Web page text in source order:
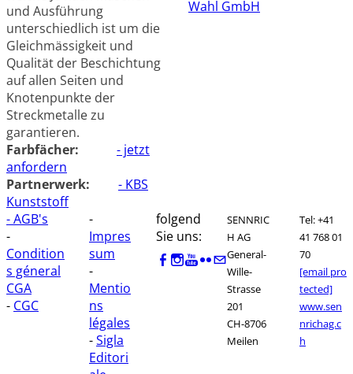
und Ausführung
unterschiedlich ist um die
Gleichmässigkeit und
Qualität der Beschichtung
auf allen Seiten und
Knotenpunkte der
Streckmetalle zu
garantieren.
Farbfächer:
- jetzt
anfordern
Partnerwerk:
- KBS
Kunststoff
Wahl GmbH
- AGB's
-
Condition
s géneral
CGA
- CGC
-
Impres
sum
-
Mentio
ns
légales
-Sigla
Editori
folgend
Sie uns:
SENNRIC
H AG
General-
Wille-
Strasse
201
CH-8706
Meilen
Tel: +41
41 768 01
70
[email pro
tected]
www.sen
nrichag.c
h